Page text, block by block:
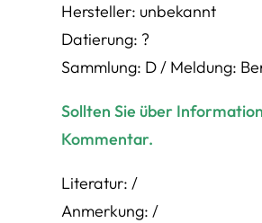
Hersteller: unbekannt
Datierung: ?
Sammlung: D / Meldung:
Sollten Sie über
Kommentar.
Literatur: /
Anmerkung: /